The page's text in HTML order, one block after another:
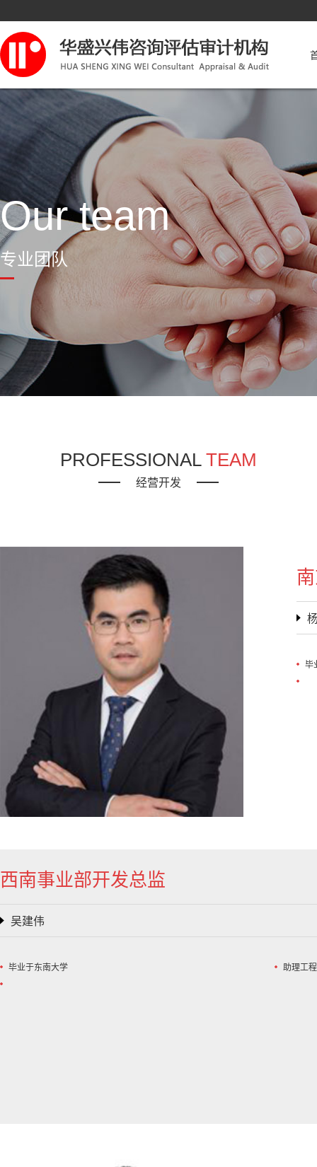
Our team
专业团队
PROFESSIONAL TEAM
经营开发
毕
西南事业部开发总监
吴建伟
毕业于东南大学 助理工